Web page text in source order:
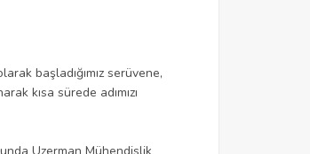
başladığımız serüvene,
kısa sürede adımızı